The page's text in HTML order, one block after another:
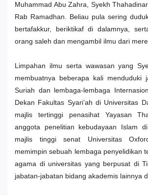
Muhammad Abu Zahra, Syekh
Rab Ramadhan. Beliau pula sering
bertafakkur, beriktikaf di dalamnya,
orang saleh dan mengambil ilmu dari
Limpahan ilmu serta wawasan yang
membuatnya beberapa kali menduduki
Suriah dan lembaga-lembaga
Dekan Fakultas Syari’ah di Universitas
majlis tertinggi penasihat Yayasan
anggota penelitian kebudayaan Islam
majlis tinggi senat Universitas
memimpin sebuah lembaga penyelidikan
agama di universitas yang berpusat di
jabatan-jabatan bidang akademis lainnya